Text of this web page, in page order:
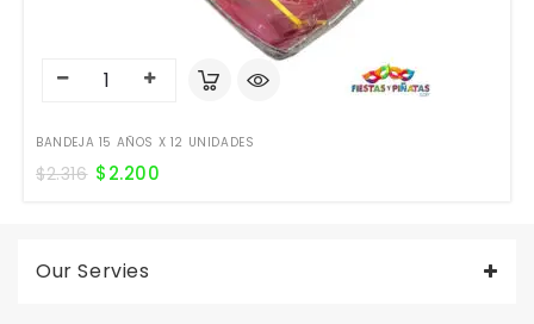
BANDEJA 15 AÑOS X 12 UNIDADES
$2.316 $2.200
Our Servies